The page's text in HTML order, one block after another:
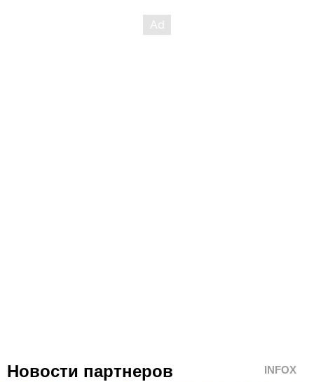
Новости партнеров INFOX